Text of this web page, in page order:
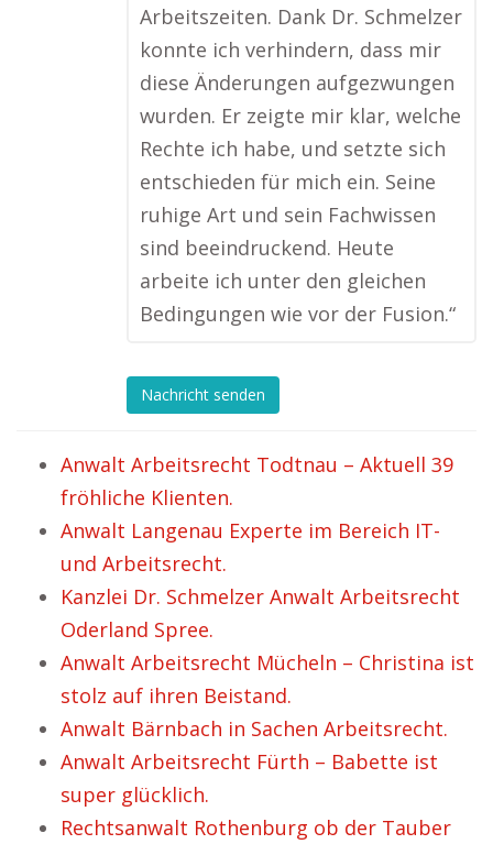
Arbeitszeiten. Dank Dr. Schmelzer
konnte ich verhindern, dass mir
diese Änderungen aufgezwungen
wurden. Er zeigte mir klar, welche
Rechte ich habe, und setzte sich
entschieden für mich ein. Seine
ruhige Art und sein Fachwissen
sind beeindruckend. Heute
arbeite ich unter den gleichen
Bedingungen wie vor der Fusion.“
Nachricht senden
Anwalt Arbeitsrecht Todtnau – Aktuell 39
fröhliche Klienten.
Anwalt Langenau Experte im Bereich IT-
und Arbeitsrecht.
Kanzlei Dr. Schmelzer Anwalt Arbeitsrecht
Oderland Spree.
Anwalt Arbeitsrecht Mücheln – Christina ist
stolz auf ihren Beistand.
Anwalt Bärnbach in Sachen Arbeitsrecht.
Anwalt Arbeitsrecht Fürth – Babette ist
super glücklich.
Rechtsanwalt Rothenburg ob der Tauber